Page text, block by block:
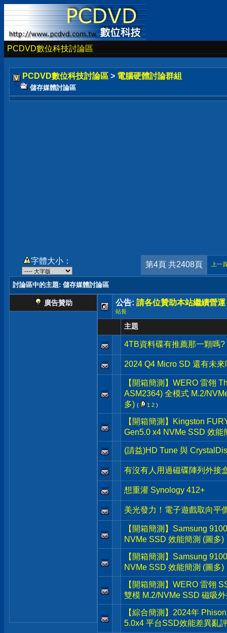
PCDVD數位科技討論區
PCDVD數位科技討論區 > 電腦硬體討論群組
儲存媒體討論區
字體大小： 第4頁 共2408頁 上一
討論區中的主題: 儲存媒體討論區
廣告贊助 公告: 請各位贊助本站繼續營運
站長
主題
4TB資料碟有推薦那一顆嗎?
2024 Q4 Micro SD 還有未來
【開箱簡測】WERO 雷翎
ASM2364) 全模式 M.2/
多) ( 1 2 )
【開箱簡測】Kingston
Gen5.0 x4 NVMe SSD 效能
(請益)HD Tune 與
有沒有人用過磁碟陣列外接
想重灌 Synology 412+
美光發力！電子遊戲取向平
【開箱簡測】Samsung
NVMe SSD 效能簡測 (圖多)
【開箱簡測】Samsung
NVMe SSD 效能簡測 (圖多)
【開箱簡測】WERO 雷翎
雙模 M.2/NVMe SSD 磁吸
【綜合簡測】2024年
5.0x4 平台SSD效能差異亂